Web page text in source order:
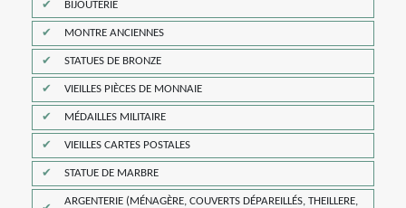
BIJOUTERIE
MONTRE ANCIENNES
STATUES DE BRONZE
VIEILLES PIÈCES DE MONNAIE
MÉDAILLES MILITAIRE
VIEILLES CARTES POSTALES
STATUE DE MARBRE
ARGENTERIE (MÉNAGÈRE, COUVERTS DÉPAREILLÉS, THEILLERE,